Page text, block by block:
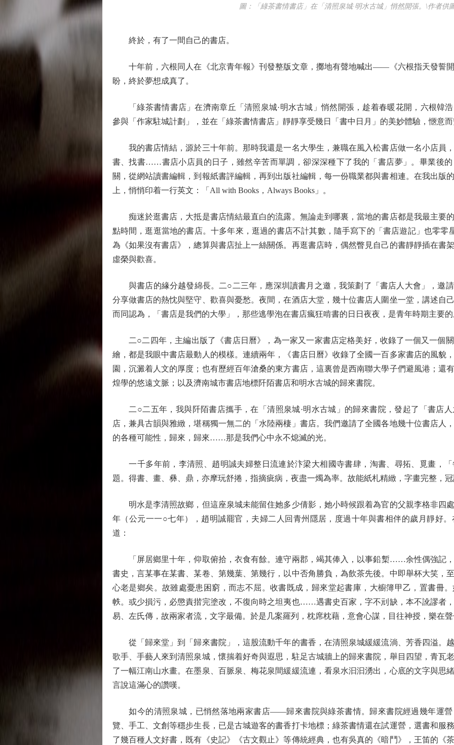
圖：「綠茶書情書店」在「清照泉城·明水古城」悄然開張。\作者供
終於，有了一間自己的書店。
十年前，六根同人在《北京青年報》刊發整版文章，擲地有聲地喊出——《六根指天發誓開
盼，終於夢想成真了。
「綠茶書情書店」在濟南章丘「清照泉城·明水古城」悄然開張，趁着春暖花開，六根韓
參與「作家駐城計劃」，並在「綠茶書情書店」靜靜享受幾日「書中日月」的美妙體驗，愜意
我的書店情結，源於三十年前。那時我還是一名大學生，兼職在風入松書店做一名小店員
書、找書……書店小店員的日子，雖然辛苦而單調，卻深深種下了我的「書店夢」。畢業後
關，從網站讀書編輯，到報紙書評編輯，再到出版社編輯，每一份職業都與書相連。在我出版
上，悄悄印着一行英文：「All with Books，Always Books」。
痴迷於逛書店，大抵是書店情結最直白的流露。無論走到哪裏，當地的書店都是我最主要
點時間，逛逛當地的書店。十多年來，逛過的書店不計其數，隨手寫下的「書店遊記」也零零
為《如果沒有書店》，總算與書店扯上一絲關係。再逛書店時，偶然瞥見自己的書靜靜插在書
虛榮與歡喜。
與書店的緣分越發綿長。二○二三年，應深圳讀書月之邀，我策劃了「書店人大會」，邀
分享做書店的熱忱與堅守、歡喜與憂愁。夜間，在酒店大堂，幾十位書店人圍坐一堂，講述自
而同認為，「書店是我們的大學」，那些逃學泡在書店瘋狂啃書的日日夜夜，是青年時期主要
二○二四年，主編出版了《書店日曆》，為一家又一家書店定格美好，收錄了一個又一個
繪，都是我眼中書店最動人的模樣。連續兩年，《書店日曆》收錄了全國一百多家書店的風貌
園，沉澱着人文的厚度；也有歷經百年滄桑的東方書店，這裏曾是西南聯大學子們避風港；還
煌學的悠遠文脈；以及濟南城市書店地標阡陌書店和明水古城的歸來書院。
二○二五年，我與阡陌書店攜手，在「清照泉城·明水古城」的歸來書院，發起了「書店人
店，兼具古韻與雅緻，堪稱獨一無二的「水陸兩棲」書店。我們邀請了全國各地幾十位書店人
的各種可能性，歸來，歸來……那是我們心中永不熄滅的光。
一千多年前，李清照、趙明誠夫婦整日流連於汴梁大相國寺書肆，淘書、尋拓、覓畫，「
題。得書、畫、彝、鼎，亦摩玩舒捲，指摘疵病，夜盡一燭為率。故能紙札精緻，字畫完整，
明水是李清照故鄉，但這座泉城未能留住她多少倩影，她小時候跟着為官的父親李格非四
年（公元一一○七年），趙明誠罷官，夫婦二人回青州隱居，度過十年與書相伴的歲月靜好
道：
「屏居鄉里十年，仰取俯拾，衣食有餘。連守兩郡，竭其俸入，以事鉛槧……余性偶強記，
書史，言某事在某書、某卷、第幾葉、第幾行，以中否角勝負，為飲茶先後。中即舉杯大笑，
心老是鄉矣。故雖處憂患困窮，而志不屈。收書既成，歸來堂起書庫，大櫥簿甲乙，置書冊
帙。或少損污，必懲責揩完塗改，不復向時之坦夷也……遇書史百家，字不刓缺，本不訛謬者
易、左氏傳，故兩家者流，文字最備。於是几案羅列，枕席枕藉，意會心謀，目往神授，樂在
從「歸來堂」到「歸來書院」，這股流動千年的書香，在清照泉城緩緩流淌、芳香四溢。
歌手、手藝人來到清照泉城，懷揣着好奇與遐思，駐足古城牆上的歸來書院，舉目四望，青瓦
了一幅江南山水畫。在墨泉、百脈泉、梅花泉間緩緩流連，看泉水汩汩湧出，心底的文字與思
言說這滿心的讚嘆。
如今的清照泉城，已悄然落地兩家書店——歸來書院與綠茶書情。歸來書院經過幾年運營
覽、手工、文創等穩步生長，已是古城遊客的書香打卡地標；綠茶書情還在試運營，選書和服
了幾百種人文好書，既有《史記》《古文觀止》等傳統經典，也有吳真的《暗鬥》，王笛的《